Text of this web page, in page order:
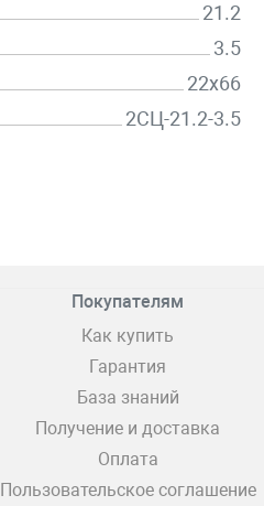
21.2
3.5
22х66
2СЦ-21.2-3.5
Покупателям
Как купить
Гарантия
База знаний
Получение и доставка
Оплата
Пользовательское соглашение